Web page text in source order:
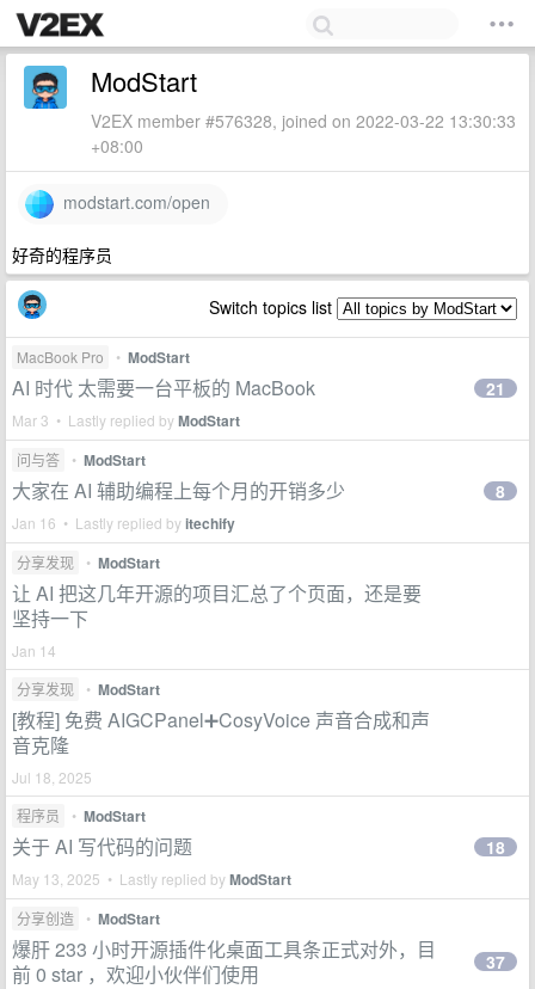
ModStart
V2EX member #576328, joined on 2022-03-22 13:30:33
+08:00
modstart.com/open
好奇的程序员
Switch topics list
MacBook Pro • ModStart
AI 时代 太需要一台平板的 MacBook
Mar 3 • Lastly replied byModStart
21
问与答 • ModStart
大家在 AI 辅助编程上每个月的开销多少
Jan 16 • Lastly replied byitechify
8
分享发现 • ModStart
让 AI 把这几年开源的项目汇总了个页面，还是要
坚持一下
Jan 14
分享发现
• ModStart
[教程] 免费 AIGCPanel➕CosyVoice 声音合成和声
音克隆
Jul 18, 2025
程序员
• ModStart
关于 AI 写代码的问题
May 13, 2025 • Lastly replied byModStart
18
分享创造 • ModStart
爆肝 233 小时开源插件化桌面工具条正式对外，目
前 0 star ，欢迎小伙伴们使用
37